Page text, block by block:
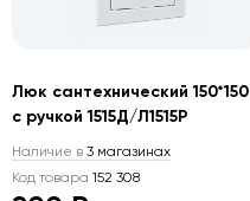
Люк сантехнический 150*150
с ручкой 1515Д/Л1515Р
Наличие в 3 магазинах
Код товара 152 308